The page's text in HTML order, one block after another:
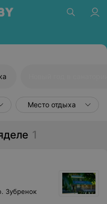
Место отдыха
1
Зубренок